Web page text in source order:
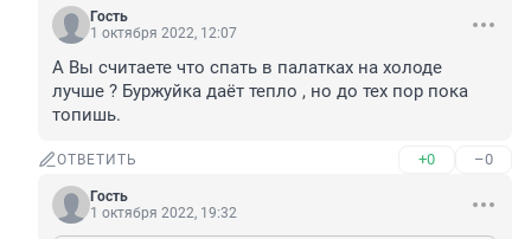
Гость
1 октября 2022, 12:07
А Вы считаете что спать в палатках на холоде
лучше ? Буржуйка даёт тепло , но до тех пор пока
топишь.
ОТВЕТИТЬ +0 –0
Гость
1 октября 2022, 19:32